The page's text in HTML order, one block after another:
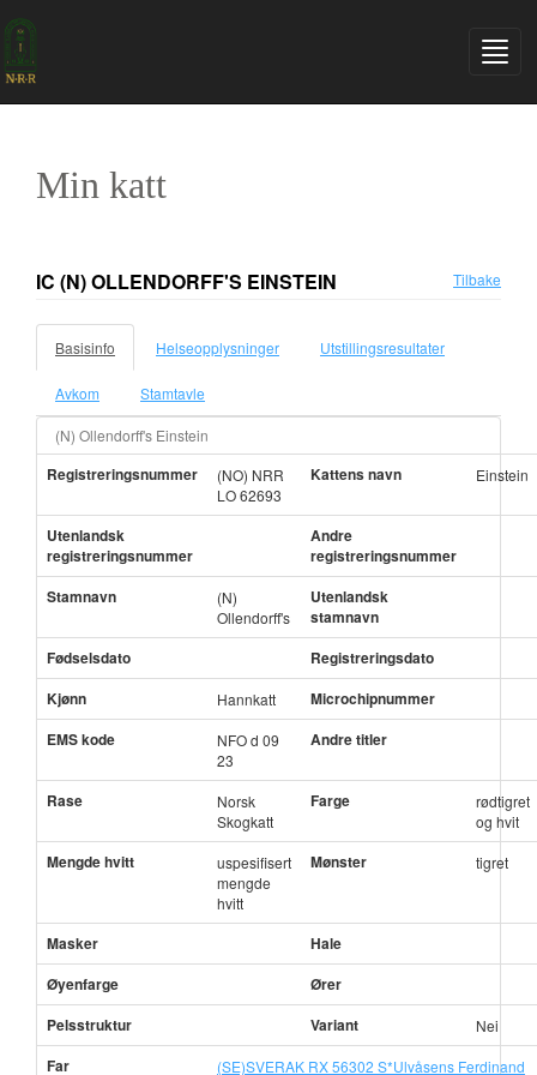
Min katt
IC (N) OLLENDORFF'S EINSTEIN Tilbake
Basisinfo Helseopplysninger Utstillingsresultater
Avkom Stamtavle
(N) Ollendorff's Einstein
Registreringsnummer
(NO) NRR
LO 62693
Kattens navn Einstein
Utenlandsk
registreringsnummer
Andre
registreringsnummer
Stamnavn
(N)
Ollendorff's
Utenlandsk
stamnavn
Fødselsdato
Registreringsdato
Kjønn
Hannkatt
Microchipnummer
EMS kode
NFO d 09
23
Andre titler
Rase
Norsk
Skogkatt
Farge
rødtigret
og hvit
Mengde hvitt
uspesifisert
mengde
hvitt
Mønster tigret
Masker
Hale
Øyenfarge
Ører
Pelsstruktur
Variant Nei
Far (SE)SVERAK RX 56302 S*Ulvåsens Ferdinand